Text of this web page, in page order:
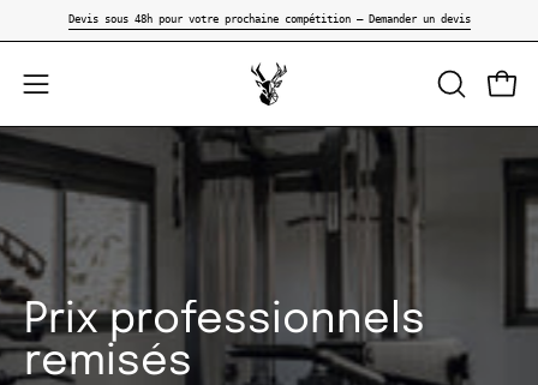
au
contenu
Devis sous 48h pour votre prochaine compétition — Demander un devis
Ouvrir
le
menu
de
OUVRIR
LA
BARRE
Prix professionnels
remisés